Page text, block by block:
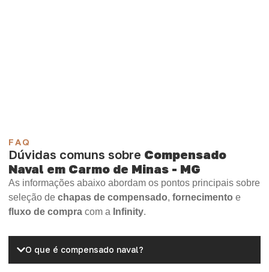
FAQ
Dúvidas comuns sobre Compensado
Naval em Carmo de Minas - MG
As informações abaixo abordam os pontos principais sobre
seleção de chapas de compensado, fornecimento e
fluxo de compra com a Infinity.
O que é compensado naval?